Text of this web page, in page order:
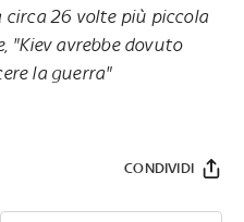
circa 26 volte più piccola
"Kiev avrebbe dovuto
la guerra"
CONDIVIDI